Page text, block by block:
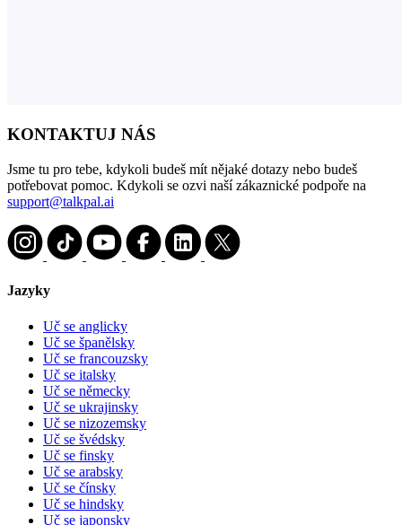
KONTAKTUJ NÁS
Jsme tu pro tebe, kdykoli budeš mít nějaké dotazy nebo budeš
potřebovat pomoc. Kdykoli se ozvi naší zákaznické podpoře na
support@talkpal.ai
Jazyky
Uč se anglicky
Uč se španělsky
Uč se francouzsky
Uč se italsky
Uč se německy
Uč se ukrajinsky
Uč se nizozemsky
Uč se švédsky
Uč se finsky
Uč se arabsky
Uč se čínsky
Uč se hindsky
Uč se japonsky